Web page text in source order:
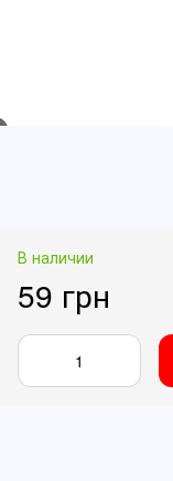
В наличии
59 грн